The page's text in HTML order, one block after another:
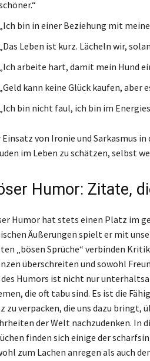
„Ich bin in einer Beziehung mit
„Das Leben ist kurz. Lächeln wir,
„Ich arbeite hart, damit mein Hund
„Geld kann keine Glück kaufen,
„Ich bin nicht faul, ich bin im
Einsatz von Ironie und Sarkasmus
im Leben zu schätzen, selbst
Humor: Zitate,
Humor hat stets einen Platz im
Äußerungen spielt er mit
„bösen Sprüche“ verbinden
überschreiten und sowohl
Humors ist nicht nur
die oft tabu sind. Es ist die
zu verpacken, die uns dazu bringt,
der Welt nachzudenken. In
finden sich einige der
zum Lachen anregen als auch